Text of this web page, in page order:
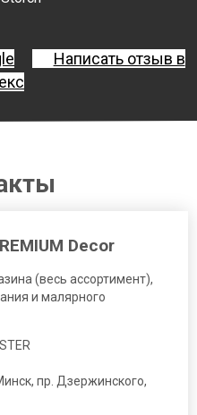
Написать отзыв в
Decor
(весь ассортимент),
и малярного
пр. Дзержинского,